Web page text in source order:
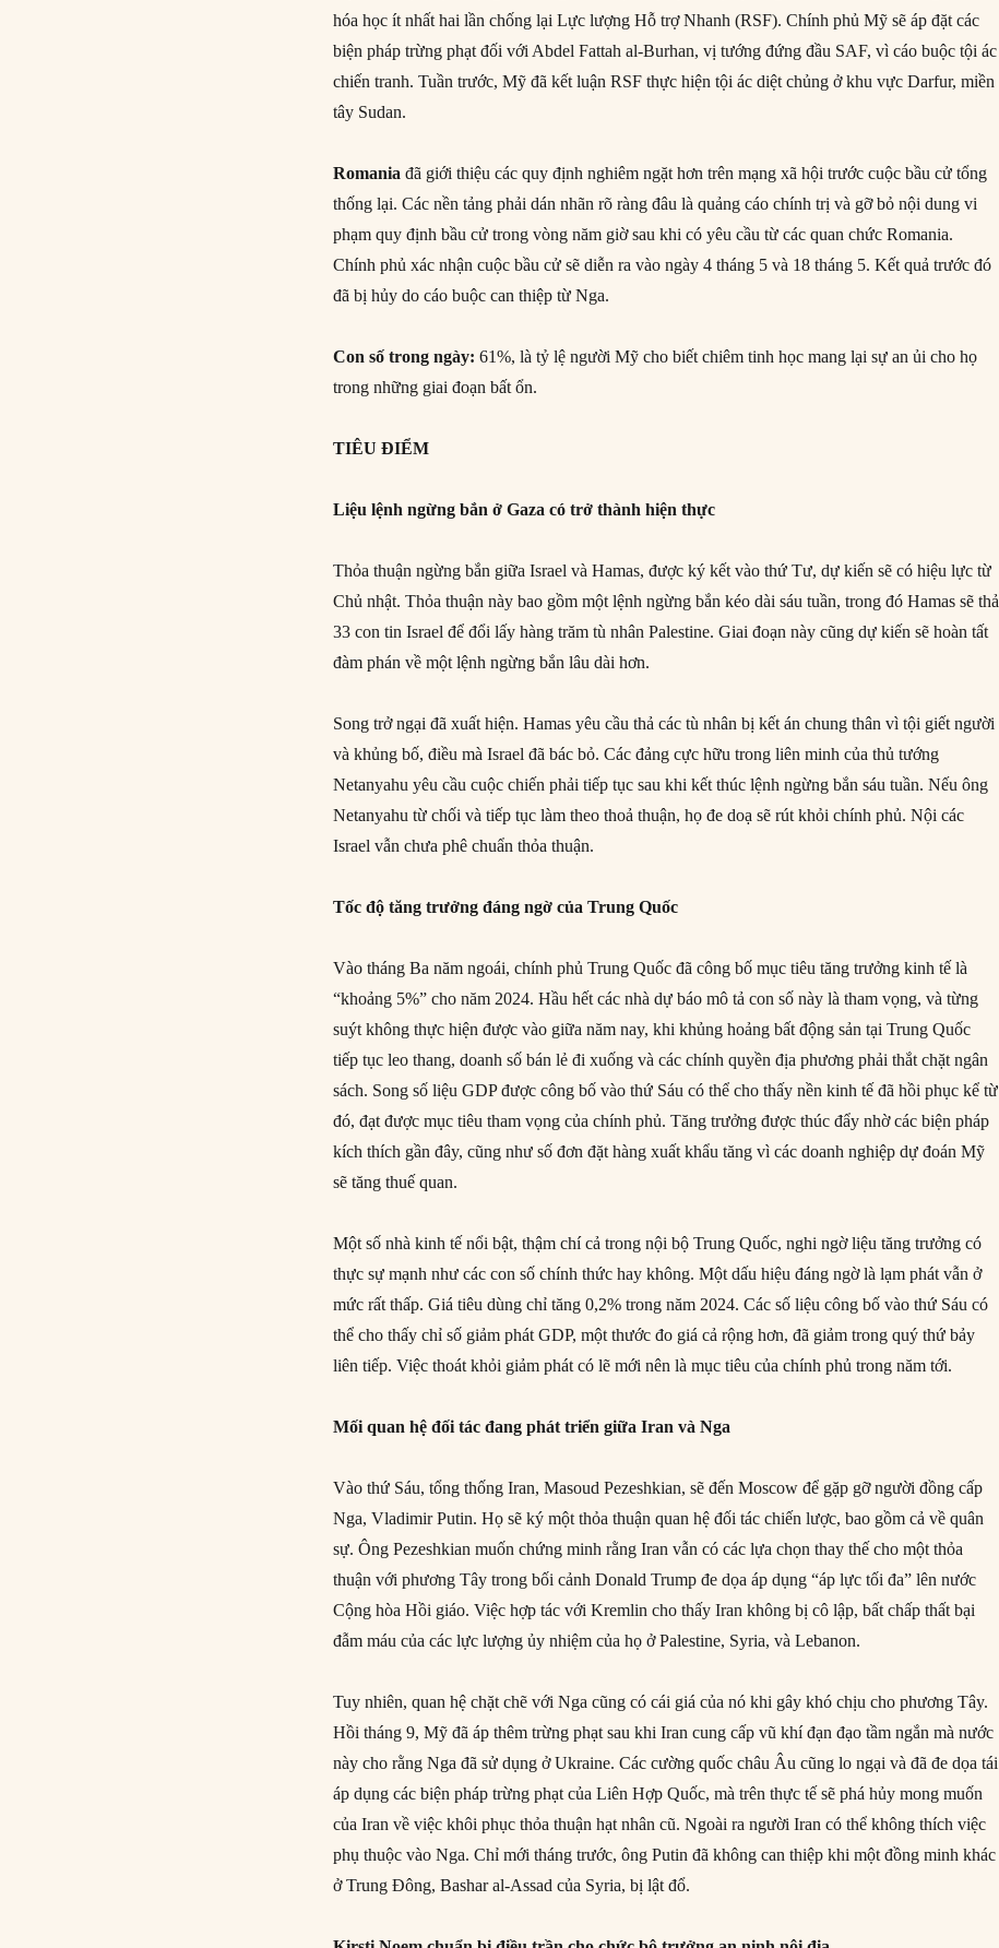
hóa học ít nhất hai lần chống lại Lực lượng Hỗ trợ Nhanh (RSF). Chính phủ Mỹ sẽ áp đặt các
biện pháp trừng phạt đối với Abdel Fattah al-Burhan, vị tướng đứng đầu SAF, vì cáo buộc tội ác
chiến tranh. Tuần trước, Mỹ đã kết luận RSF thực hiện tội ác diệt chủng ở khu vực Darfur, miền
tây Sudan.
Romania đã giới thiệu các quy định nghiêm ngặt hơn trên mạng xã hội trước cuộc bầu cử tổng
thống lại. Các nền tảng phải dán nhãn rõ ràng đâu là quảng cáo chính trị và gỡ bỏ nội dung vi
phạm quy định bầu cử trong vòng năm giờ sau khi có yêu cầu từ các quan chức Romania.
Chính phủ xác nhận cuộc bầu cử sẽ diễn ra vào ngày 4 tháng 5 và 18 tháng 5. Kết quả trước đó
đã bị hủy do cáo buộc can thiệp từ Nga.
Con số trong ngày: 61%, là tỷ lệ người Mỹ cho biết chiêm tinh học mang lại sự an ủi cho họ
trong những giai đoạn bất ổn.
TIÊU ĐIỂM
Liệu lệnh ngừng bắn ở Gaza có trở thành hiện thực
Thỏa thuận ngừng bắn giữa Israel và Hamas, được ký kết vào thứ Tư, dự kiến sẽ có hiệu lực từ
Chủ nhật. Thỏa thuận này bao gồm một lệnh ngừng bắn kéo dài sáu tuần, trong đó Hamas sẽ thả
33 con tin Israel để đổi lấy hàng trăm tù nhân Palestine. Giai đoạn này cũng dự kiến sẽ hoàn tất
đàm phán về một lệnh ngừng bắn lâu dài hơn.
Song trở ngại đã xuất hiện. Hamas yêu cầu thả các tù nhân bị kết án chung thân vì tội giết người
và khủng bố, điều mà Israel đã bác bỏ. Các đảng cực hữu trong liên minh của thủ tướng
Netanyahu yêu cầu cuộc chiến phải tiếp tục sau khi kết thúc lệnh ngừng bắn sáu tuần. Nếu ông
Netanyahu từ chối và tiếp tục làm theo thoả thuận, họ đe doạ sẽ rút khỏi chính phủ. Nội các
Israel vẫn chưa phê chuẩn thỏa thuận.
Tốc độ tăng trưởng đáng ngờ của Trung Quốc
Vào tháng Ba năm ngoái, chính phủ Trung Quốc đã công bố mục tiêu tăng trưởng kinh tế là
“khoảng 5%” cho năm 2024. Hầu hết các nhà dự báo mô tả con số này là tham vọng, và từng
suýt không thực hiện được vào giữa năm nay, khi khủng hoảng bất động sản tại Trung Quốc
tiếp tục leo thang, doanh số bán lẻ đi xuống và các chính quyền địa phương phải thắt chặt ngân
sách. Song số liệu GDP được công bố vào thứ Sáu có thể cho thấy nền kinh tế đã hồi phục kể từ
đó, đạt được mục tiêu tham vọng của chính phủ. Tăng trưởng được thúc đẩy nhờ các biện pháp
kích thích gần đây, cũng như số đơn đặt hàng xuất khẩu tăng vì các doanh nghiệp dự đoán Mỹ
sẽ tăng thuế quan.
Một số nhà kinh tế nổi bật, thậm chí cả trong nội bộ Trung Quốc, nghi ngờ liệu tăng trưởng có
thực sự mạnh như các con số chính thức hay không. Một dấu hiệu đáng ngờ là lạm phát vẫn ở
mức rất thấp. Giá tiêu dùng chỉ tăng 0,2% trong năm 2024. Các số liệu công bố vào thứ Sáu có
thể cho thấy chỉ số giảm phát GDP, một thước đo giá cả rộng hơn, đã giảm trong quý thứ bảy
liên tiếp. Việc thoát khỏi giảm phát có lẽ mới nên là mục tiêu của chính phủ trong năm tới.
Mối quan hệ đối tác đang phát triển giữa Iran và Nga
Vào thứ Sáu, tổng thống Iran, Masoud Pezeshkian, sẽ đến Moscow để gặp gỡ người đồng cấp
Nga, Vladimir Putin. Họ sẽ ký một thỏa thuận quan hệ đối tác chiến lược, bao gồm cả về quân
sự. Ông Pezeshkian muốn chứng minh rằng Iran vẫn có các lựa chọn thay thế cho một thỏa
thuận với phương Tây trong bối cảnh Donald Trump đe dọa áp dụng “áp lực tối đa” lên nước
Cộng hòa Hồi giáo. Việc hợp tác với Kremlin cho thấy Iran không bị cô lập, bất chấp thất bại
đẫm máu của các lực lượng ủy nhiệm của họ ở Palestine, Syria, và Lebanon.
Tuy nhiên, quan hệ chặt chẽ với Nga cũng có cái giá của nó khi gây khó chịu cho phương Tây.
Hồi tháng 9, Mỹ đã áp thêm trừng phạt sau khi Iran cung cấp vũ khí đạn đạo tầm ngắn mà nước
này cho rằng Nga đã sử dụng ở Ukraine. Các cường quốc châu Âu cũng lo ngại và đã đe dọa tái
áp dụng các biện pháp trừng phạt của Liên Hợp Quốc, mà trên thực tế sẽ phá hủy mong muốn
của Iran về việc khôi phục thỏa thuận hạt nhân cũ. Ngoài ra người Iran có thể không thích việc
phụ thuộc vào Nga. Chỉ mới tháng trước, ông Putin đã không can thiệp khi một đồng minh khác
ở Trung Đông, Bashar al-Assad của Syria, bị lật đổ.